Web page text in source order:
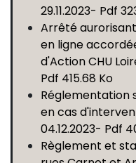
29.11.2023- Pdf
Arrêté
en ligne
d'Action CHU
Pdf 415.68 Ko
Réglementation
en cas
04.12.2023- Pdf
Règlement et